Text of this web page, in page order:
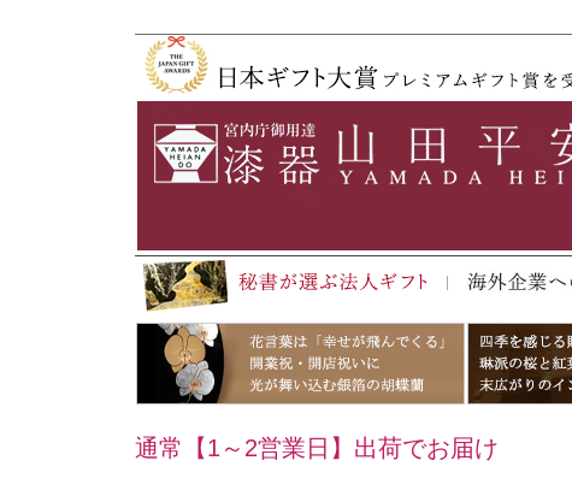
通常【1～2営業日】出荷でお届け